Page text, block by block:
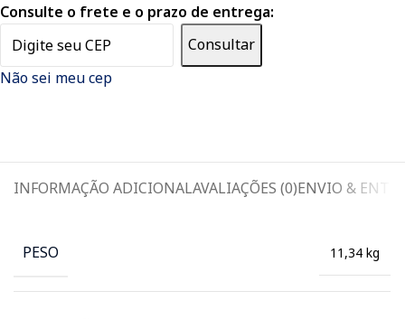
Consulte o frete e o prazo de entrega:
Consultar
Não sei meu cep
INFORMAÇÃO ADICIONALAVALIAÇÕES (0)ENVIO &
PESO 11,34 kg